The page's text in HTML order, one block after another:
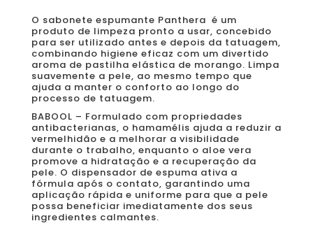
O sabonete espumante Panthera é um
produto de limpeza pronto a usar, concebido
para ser utilizado antes e depois da tatuagem,
combinando higiene eficaz com um divertido
aroma de pastilha elástica de morango. Limpa
suavemente a pele, ao mesmo tempo que
ajuda a manter o conforto ao longo do
processo de tatuagem.
BABOOL – Formulado com propriedades
antibacterianas, o hamamélis ajuda a reduzir a
vermelhidão e a melhorar a visibilidade
durante o trabalho, enquanto o aloe vera
promove a hidratação e a recuperação da
pele. O dispensador de espuma ativa a
fórmula após o contato, garantindo uma
aplicação rápida e uniforme para que a pele
possa beneficiar imediatamente dos seus
ingredientes calmantes.